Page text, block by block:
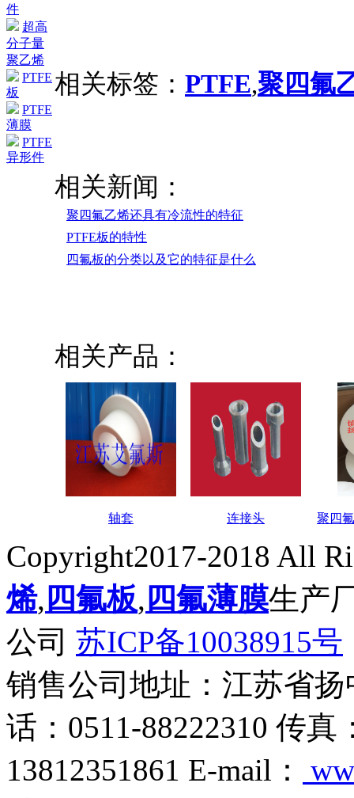
件
超高
分子量
聚乙烯
PTFE
板
PTFE
薄膜
PTFE
异形件
相关标签： PTFE,聚四氟
相关新闻：
聚四氟乙烯还具有冷流性的特征
PTFE板的特性
四氟板的分类以及它的特征是什么
相关产品：
轴套 连接头 聚四
Copyright2017-2018 All
烯, 四氟板, 四氟薄膜生产
公司 苏ICP备10038915号
销售公司地址：江苏省
话：0511-88222310 传真
13812351861 E-mail：